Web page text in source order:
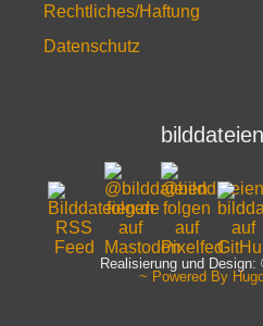
Rechtliches/Haftung
Datenschutz
Realisierung und
~ Powered By